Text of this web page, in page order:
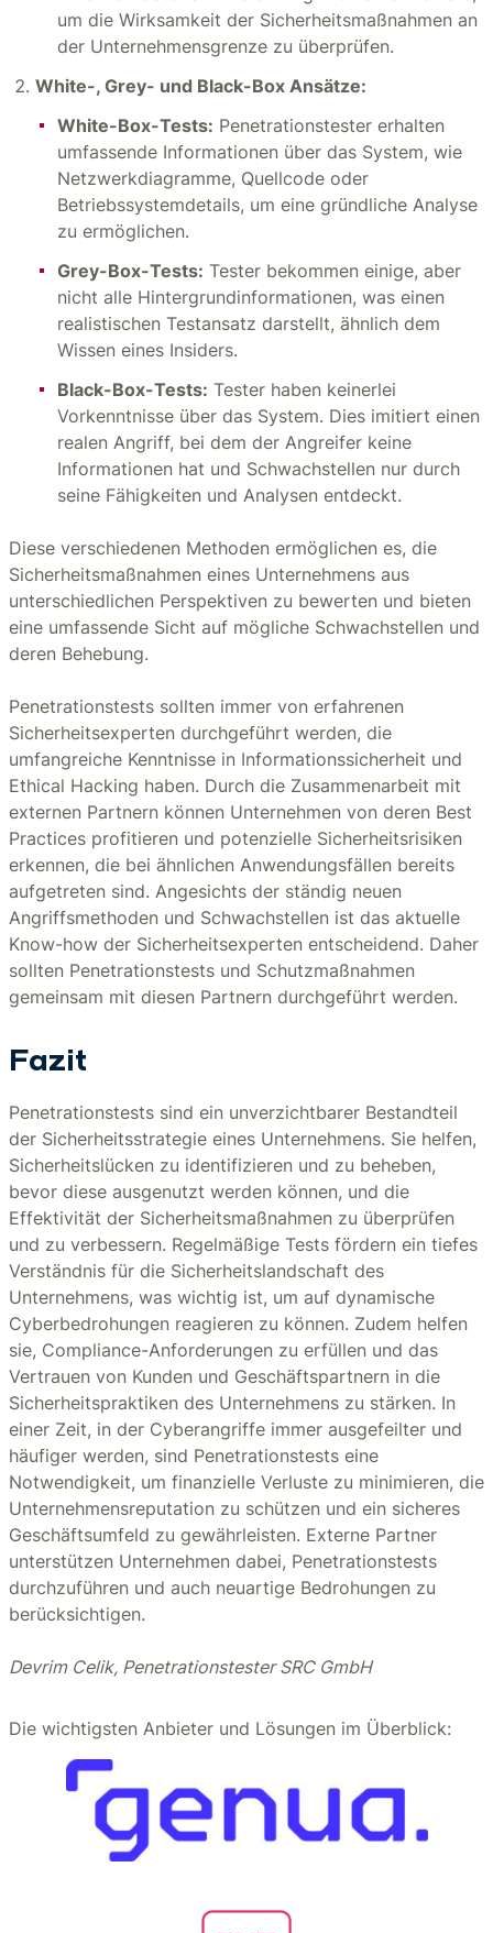
um die Wirksamkeit der Sicherheitsmaßnahmen an
der Unternehmensgrenze zu überprüfen.
White-, Grey- und Black-Box Ansätze:
White-Box-Tests: Penetrationstester erhalten
umfassende Informationen über das System, wie
Netzwerkdiagramme, Quellcode oder
Betriebssystemdetails, um eine gründliche Analyse
zu ermöglichen.
Grey-Box-Tests: Tester bekommen einige, aber
nicht alle Hintergrundinformationen, was einen
realistischen Testansatz darstellt, ähnlich dem
Wissen eines Insiders.
Black-Box-Tests: Tester haben keinerlei
Vorkenntnisse über das System. Dies imitiert einen
realen Angriff, bei dem der Angreifer keine
Informationen hat und Schwachstellen nur durch
seine Fähigkeiten und Analysen entdeckt.
Diese verschiedenen Methoden ermöglichen es, die
Sicherheitsmaßnahmen eines Unternehmens aus
unterschiedlichen Perspektiven zu bewerten und bieten
eine umfassende Sicht auf mögliche Schwachstellen und
deren Behebung.
Penetrationstests sollten immer von erfahrenen
Sicherheitsexperten durchgeführt werden, die
umfangreiche Kenntnisse in Informationssicherheit und
Ethical Hacking haben. Durch die Zusammenarbeit mit
externen Partnern können Unternehmen von deren Best
Practices profitieren und potenzielle Sicherheitsrisiken
erkennen, die bei ähnlichen Anwendungsfällen bereits
aufgetreten sind. Angesichts der ständig neuen
Angriffsmethoden und Schwachstellen ist das aktuelle
Know-how der Sicherheitsexperten entscheidend. Daher
sollten Penetrationstests und Schutzmaßnahmen
gemeinsam mit diesen Partnern durchgeführt werden.
Fazit
Penetrationstests sind ein unverzichtbarer Bestandteil
der Sicherheitsstrategie eines Unternehmens. Sie helfen,
Sicherheitslücken zu identifizieren und zu beheben,
bevor diese ausgenutzt werden können, und die
Effektivität der Sicherheitsmaßnahmen zu überprüfen
und zu verbessern. Regelmäßige Tests fördern ein tiefes
Verständnis für die Sicherheitslandschaft des
Unternehmens, was wichtig ist, um auf dynamische
Cyberbedrohungen reagieren zu können. Zudem helfen
sie, Compliance-Anforderungen zu erfüllen und das
Vertrauen von Kunden und Geschäftspartnern in die
Sicherheitspraktiken des Unternehmens zu stärken. In
einer Zeit, in der Cyberangriffe immer ausgefeilter und
häufiger werden, sind Penetrationstests eine
Notwendigkeit, um finanzielle Verluste zu minimieren, die
Unternehmensreputation zu schützen und ein sicheres
Geschäftsumfeld zu gewährleisten. Externe Partner
unterstützen Unternehmen dabei, Penetrationstests
durchzuführen und auch neuartige Bedrohungen zu
berücksichtigen.
Devrim Celik, Penetrationstester SRC GmbH
Die wichtigsten Anbieter und Lösungen im Überblick: